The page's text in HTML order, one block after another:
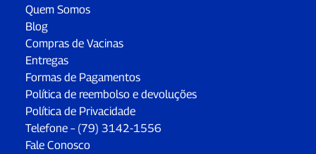
Quem Somos
Blog
Compras de Vacinas
Entregas
Formas de Pagamentos
Política de reembolso e devoluções
Política de Privacidade
Telefone – (79) 3142-1556
Fale Conosco